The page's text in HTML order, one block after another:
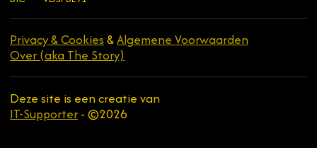
Privacy & Cookies &Algemene Voorwaarden
Over (aka The Story)
Deze site is een creatie van
IT-Supporter - ©2026